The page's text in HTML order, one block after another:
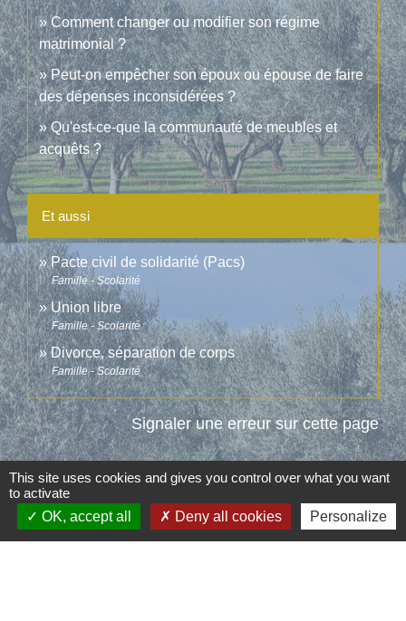
Comment changer ou modifier son régime
matrimonial ?
Peut-on empêcher son époux ou épouse de faire
des dépenses inconsidérées ?
Qu'est-ce-que la communauté de meubles et
acquêts ?
Et aussi
Pacte civil de solidarité (Pacs)
Famille - Scolarité
Union libre
Famille - Scolarité
Divorce, séparation de corps
Famille - Scolarité
Signaler une erreur sur cette page
Contacts
This site uses cookies and gives you control over what you want
to activate
OK, accept all
Deny all cookies Personalize